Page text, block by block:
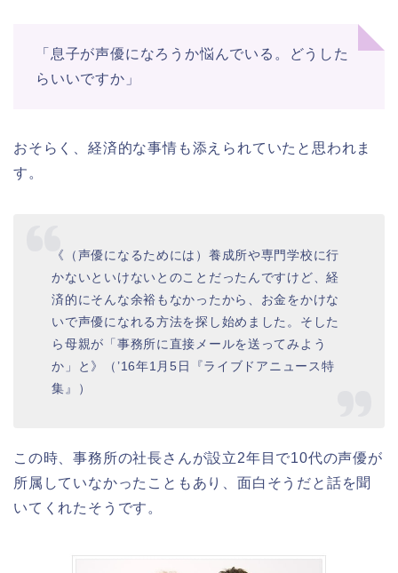
「息子が声優になろうか悩んでいる。どうした
らいいですか」
おそらく、経済的な事情も添えられていたと思われま
す。
《（声優になるためには）養成所や専門学校に行
かないといけないとのことだったんですけど、経
済的にそんな余裕もなかったから、お金をかけな
いで声優になれる方法を探し始めました。そした
ら母親が「事務所に直接メールを送ってみよう
か」と》（’16年1月5日『ライブドアニュース特
集』）
この時、事務所の社長さんが設立2年目で10代の声優が
所属していなかったこともあり、面白そうだと話を聞
いてくれたそうです。